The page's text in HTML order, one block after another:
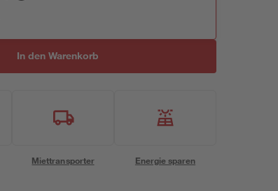
In den Warenkorb
Miettransporter Energie sparen